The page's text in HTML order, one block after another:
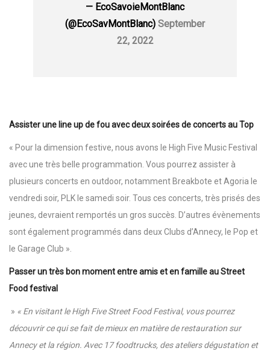
— EcoSavoieMontBlanc
(@EcoSavMontBlanc) September
22, 2022
Assister une line up de fou avecdeux soirées de concerts au Top
« Pour la dimension festive, nous avons le High Five Music Festival
avec une très belle programmation. Vous pourrez assister à
plusieurs concerts en outdoor, notamment Breakbote et Agoria le
vendredi soir, PLK le samedi soir. Tous ces concerts, très prisés des
jeunes, devraient remportés un gros succès. D’autres évènements
sont également programmés dans deux Clubs d’Annecy, le Pop et
le Garage Club ».
Passer un très bon moment entre amis et en famille au Street
Food festival
» « En visitant le High Five Street Food Festival, vous pourrez
découvrir ce qui se fait de mieux en matière de restauration sur
Annecy et la région. Avec 17 foodtrucks, des ateliers dégustation et